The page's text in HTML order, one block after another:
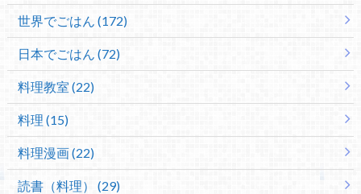
世界でごはん (172)
日本でごはん (72)
料理教室 (22)
料理 (15)
料理漫画 (22)
読書（料理） (29)